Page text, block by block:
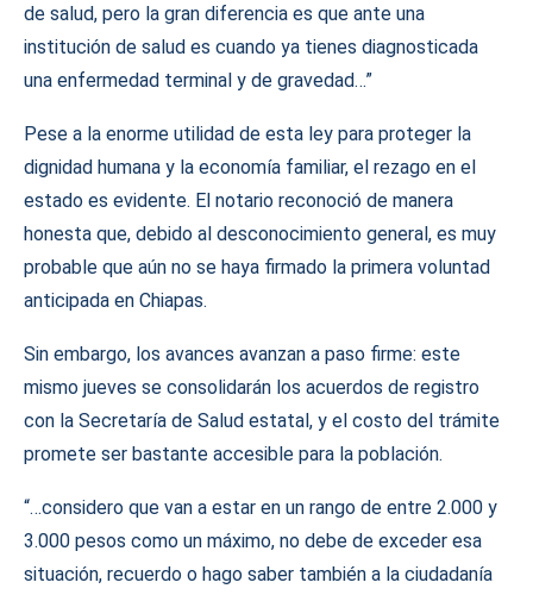
de salud, pero la gran diferencia es que ante una
institución de salud es cuando ya tienes diagnosticada
una enfermedad terminal y de gravedad…”
Pese a la enorme utilidad de esta ley para proteger la
dignidad humana y la economía familiar, el rezago en el
estado es evidente. El notario reconoció de manera
honesta que, debido al desconocimiento general, es muy
probable que aún no se haya firmado la primera voluntad
anticipada en Chiapas.
Sin embargo, los avances avanzan a paso firme: este
mismo jueves se consolidarán los acuerdos de registro
con la Secretaría de Salud estatal, y el costo del trámite
promete ser bastante accesible para la población.
“…considero que van a estar en un rango de entre 2.000 y
3.000 pesos como un máximo, no debe de exceder esa
situación, recuerdo o hago saber también a la ciudadanía